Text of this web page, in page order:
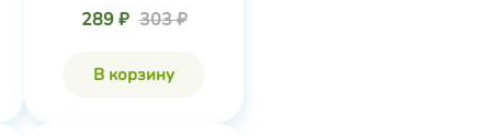
289 ₽ 303 ₽
В корзину